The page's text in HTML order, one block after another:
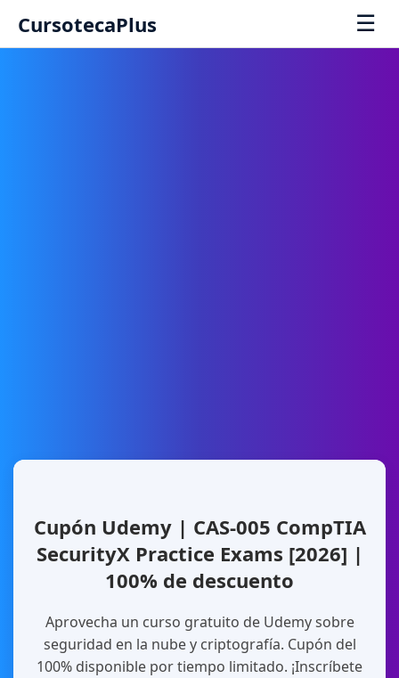
CursotecaPlus ☰
Cupón Udemy | CAS-005 CompTIA
SecurityX Practice Exams [2026] |
100% de descuento
Aprovecha un curso gratuito de Udemy sobre
seguridad en la nube y criptografía. Cupón del
100% disponible por tiempo limitado. ¡Inscríbete